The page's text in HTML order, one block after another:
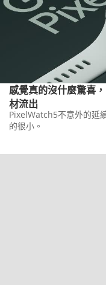
感覺真的沒什麼驚喜
材流出
PixelWatch5不意外的延
的很小。